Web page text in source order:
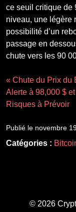
ce seuil critique de
niveau, une légère
possibilité d’un
passage en
chute vers les 90
« Chute du Prix du
Alerte à 98,000 $ et
Risques à Prévoir
Publié le novembre
Catégories :
© 2026